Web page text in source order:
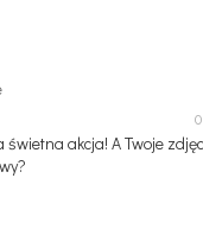
świetna akcja! A Twoje